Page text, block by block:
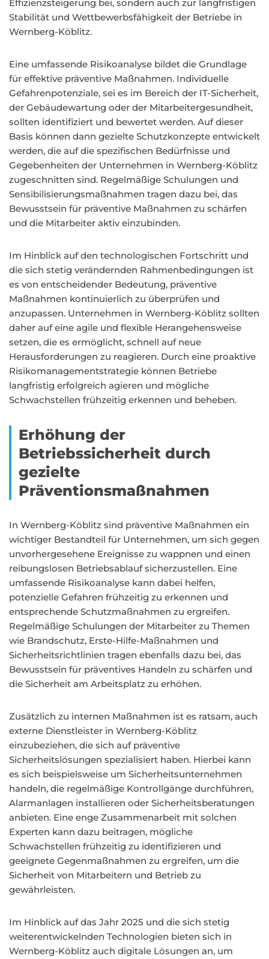
Effizienzsteigerung bei, sondern auch zur langfristigen
Stabilität und Wettbewerbsfähigkeit der Betriebe in
Wernberg-Köblitz.
Eine umfassende Risikoanalyse bildet die Grundlage
für effektive präventive Maßnahmen. Individuelle
Gefahrenpotenziale, sei es im Bereich der IT-Sicherheit,
der Gebäudewartung oder der Mitarbeitergesundheit,
sollten identifiziert und bewertet werden. Auf dieser
Basis können dann gezielte Schutzkonzepte entwickelt
werden, die auf die spezifischen Bedürfnisse und
Gegebenheiten der Unternehmen in Wernberg-Köblitz
zugeschnitten sind. Regelmäßige Schulungen und
Sensibilisierungsmaßnahmen tragen dazu bei, das
Bewusstsein für präventive Maßnahmen zu schärfen
und die Mitarbeiter aktiv einzubinden.
Im Hinblick auf den technologischen Fortschritt und
die sich stetig verändernden Rahmenbedingungen ist
es von entscheidender Bedeutung, präventive
Maßnahmen kontinuierlich zu überprüfen und
anzupassen. Unternehmen in Wernberg-Köblitz sollten
daher auf eine agile und flexible Herangehensweise
setzen, die es ermöglicht, schnell auf neue
Herausforderungen zu reagieren. Durch eine proaktive
Risikomanagementstrategie können Betriebe
langfristig erfolgreich agieren und mögliche
Schwachstellen frühzeitig erkennen und beheben.
Erhöhung der
Betriebssicherheit durch
gezielte
Präventionsmaßnahmen
In Wernberg-Köblitz sind präventive Maßnahmen ein
wichtiger Bestandteil für Unternehmen, um sich gegen
unvorhergesehene Ereignisse zu wappnen und einen
reibungslosen Betriebsablauf sicherzustellen. Eine
umfassende Risikoanalyse kann dabei helfen,
potenzielle Gefahren frühzeitig zu erkennen und
entsprechende Schutzmaßnahmen zu ergreifen.
Regelmäßige Schulungen der Mitarbeiter zu Themen
wie Brandschutz, Erste-Hilfe-Maßnahmen und
Sicherheitsrichtlinien tragen ebenfalls dazu bei, das
Bewusstsein für präventives Handeln zu schärfen und
die Sicherheit am Arbeitsplatz zu erhöhen.
Zusätzlich zu internen Maßnahmen ist es ratsam, auch
externe Dienstleister in Wernberg-Köblitz
einzubeziehen, die sich auf präventive
Sicherheitslösungen spezialisiert haben. Hierbei kann
es sich beispielsweise um Sicherheitsunternehmen
handeln, die regelmäßige Kontrollgänge durchführen,
Alarmanlagen installieren oder Sicherheitsberatungen
anbieten. Eine enge Zusammenarbeit mit solchen
Experten kann dazu beitragen, mögliche
Schwachstellen frühzeitig zu identifizieren und
geeignete Gegenmaßnahmen zu ergreifen, um die
Sicherheit von Mitarbeitern und Betrieb zu
gewährleisten.
Im Hinblick auf das Jahr 2025 und die sich stetig
weiterentwickelnden Technologien bieten sich in
Wernberg-Köblitz auch digitale Lösungen an, um